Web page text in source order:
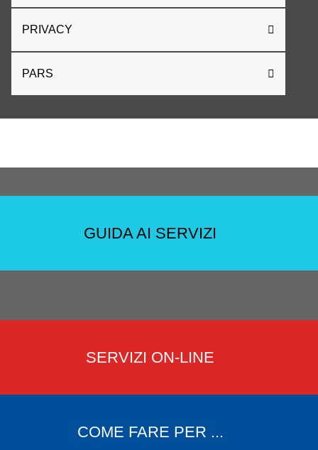
PRIVACY
PARS
GUIDA AI SERVIZI
SERVIZI ON-LINE
COME FARE PER ...